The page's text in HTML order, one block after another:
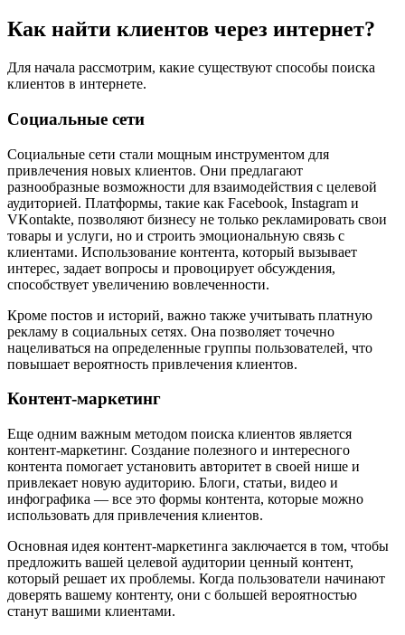
Как найти клиентов через интернет?
Для начала рассмотрим, какие существуют способы поиска
клиентов в интернете.
Социальные сети
Социальные сети стали мощным инструментом для
привлечения новых клиентов. Они предлагают
разнообразные возможности для взаимодействия с целевой
аудиторией. Платформы, такие как Facebook, Instagram и
VKontakte, позволяют бизнесу не только рекламировать свои
товары и услуги, но и строить эмоциональную связь с
клиентами. Использование контента, который вызывает
интерес, задает вопросы и провоцирует обсуждения,
способствует увеличению вовлеченности.
Кроме постов и историй, важно также учитывать платную
рекламу в социальных сетях. Она позволяет точечно
нацеливаться на определенные группы пользователей, что
повышает вероятность привлечения клиентов.
Контент-маркетинг
Еще одним важным методом поиска клиентов является
контент-маркетинг. Создание полезного и интересного
контента помогает установить авторитет в своей нише и
привлекает новую аудиторию. Блоги, статьи, видео и
инфографика — все это формы контента, которые можно
использовать для привлечения клиентов.
Основная идея контент-маркетинга заключается в том, чтобы
предложить вашей целевой аудитории ценный контент,
который решает их проблемы. Когда пользователи начинают
доверять вашему контенту, они с большей вероятностью
станут вашими клиентами.